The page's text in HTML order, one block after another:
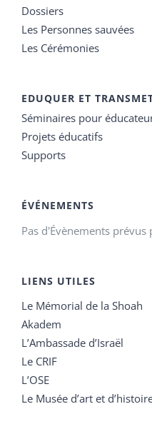
Dossiers
Les Personnes sauvées
Les Cérémonies
EDUQUER ET
Séminaires pour
Projets éducatifs
Supports
ÉVÉNEMENTS
Pas d'Évènements
LIENS UTILES
Le Mémorial de la Shoah
Akadem
L’Ambassade d’Israël
Le CRIF
L’OSE
Le Musée d’art et